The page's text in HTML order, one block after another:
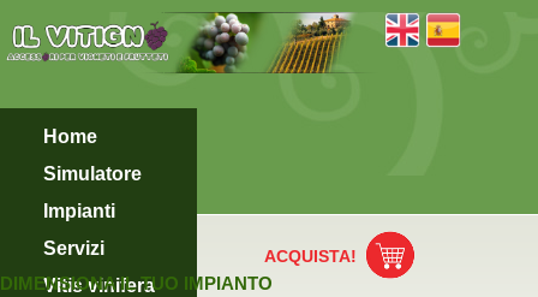
Home
Simulatore
Impianti
Servizi
Vitis vinifera
DIMENSIONA IL TUO IMPIANTO
ACQUISTA!